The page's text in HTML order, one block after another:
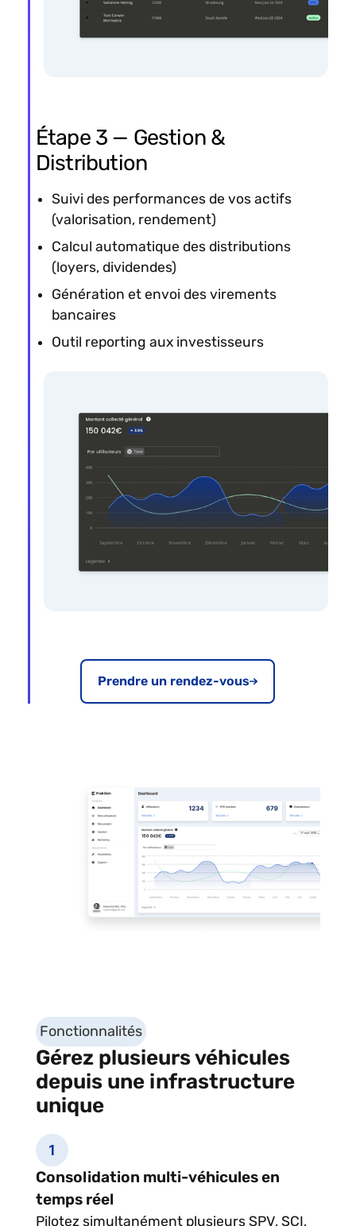
Étape 3 — Gestion &
Distribution
Suivi des performances de vos actifs
(valorisation, rendement)
Calcul automatique des distributions
(loyers, dividendes)
Génération et envoi des virements
bancaires
Outil reporting aux investisseurs
Prendre un rendez-vous
Fonctionnalités
Gérez plusieurs véhicules
depuis une infrastructure
unique
Consolidation multi-véhicules en
temps réel
Pilotez simultanément plusieurs SPV, SCI,